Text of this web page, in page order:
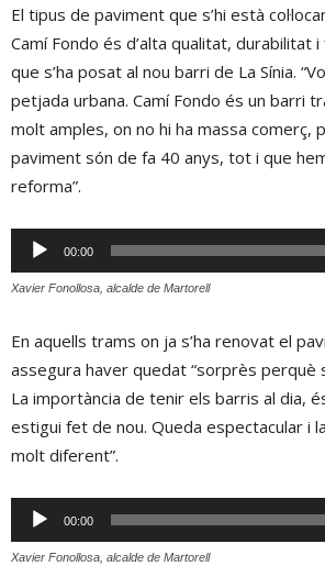
El tipus de paviment que s’hi està
Camí Fondo és d’alta qualitat, durabilitat
que s’ha posat al nou barri de La Sínia.
petjada urbana. Camí Fondo és un barri
molt amples, on no hi ha massa comerç,
paviment són de fa 40 anys, tot i que
reforma”.
Reproductor
d'àudio
00:00
Xavier Fonollosa, alcalde de Martorell
En aquells trams on ja s’ha renovat el
assegura haver quedat “sorprès perquè
La importància de tenir els barris al dia,
estigui fet de nou. Queda espectacular i
molt diferent”.
Reproductor
d'àudio
00:00
Xavier Fonollosa, alcalde de Martorell